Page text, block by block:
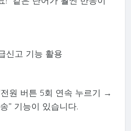
신고 기능 활용
원 버튼 5회 연속 누르기 →
” 기능이 있습니다.